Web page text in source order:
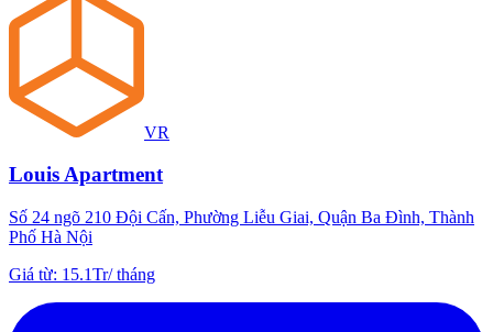
VR
Louis Apartment
Số 24 ngõ 210 Đội Cấn, Phường Liễu Giai, Quận Ba Đình, Thành
Phố Hà Nội
Giá từ: 15.1Tr/tháng